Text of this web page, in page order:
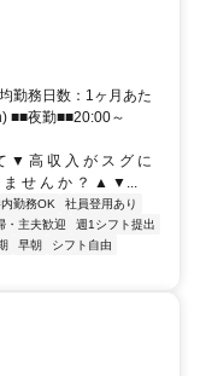
勤務日数：1ヶ月あた
■■夜勤■■20:00～
高 収 入 が ス グ に
ま せ ん か ？ ▲ ▼...
勤務OK
社員登用あり
・主夫歓迎
週1シフト提出
早朝
シフト自由